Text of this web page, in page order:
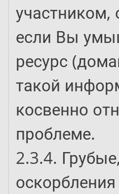
участником,
если Вы
ресурс
такой
косвенно
проблеме.
2.3.4.